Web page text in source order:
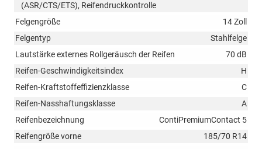
(ASR/CTS/ETS), Reifendruckkontrolle
Felgengröße
14 Zoll
Felgentyp
Stahlfelge
Lautstärke externes Rollgeräusch der Reifen
70 dB
Reifen-Geschwindigkeitsindex
H
Reifen-Kraftstoffeffizienzklasse
C
Reifen-Nasshaftungsklasse
A
Reifenbezeichnung
ContiPremiumContact 5
Reifengröße vorne
185/70 R14